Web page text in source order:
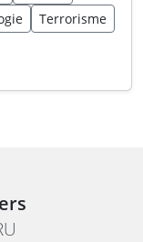
Terrorisme